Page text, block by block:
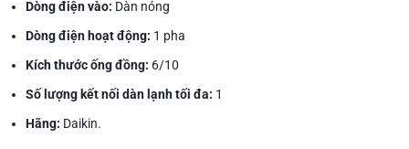
Dòng điện vào: Dàn nóng
Dòng điện hoạt động: 1 pha
Kích thước ống đồng: 6/10
Số lượng kết nối dàn lạnh tối đa: 1
Hãng: Daikin.